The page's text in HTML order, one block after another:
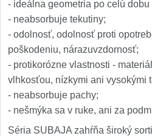
- ideálna geometria po celú
- neabsorbuje tekutiny;
- odolnosť, odolnosť proti
poškodeniu, nárazuvzdornosť;
- protikorózne vlastnosti -
vlhkosťou, nízkymi ani vysokými
- neabsorbuje pachy;
- nešmýka sa v ruke, ani za
Séria SUBAJA zahŕňa široký